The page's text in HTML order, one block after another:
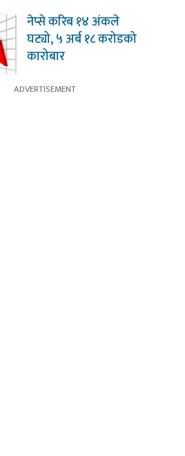
नेप्से करिब १४ अंकले
घट्यो, ५ अर्ब १८ करोडको
कारोबार